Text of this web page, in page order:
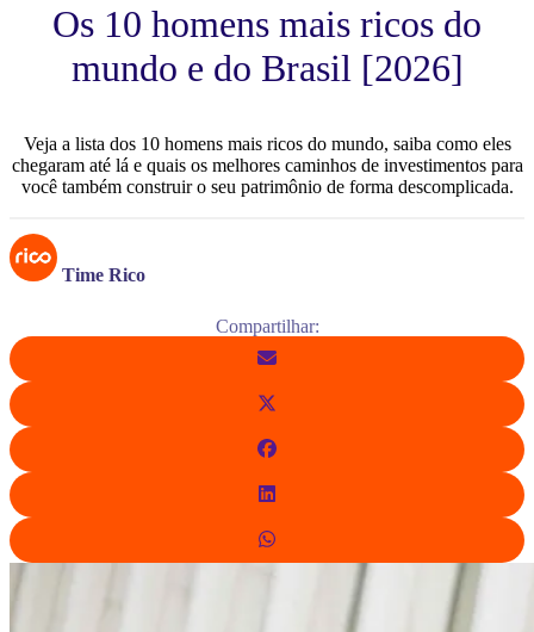
Os 10 homens mais ricos do
mundo e do Brasil [2026]
Veja a lista dos 10 homens mais ricos do mundo, saiba como eles
chegaram até lá e quais os melhores caminhos de investimentos para
você também construir o seu patrimônio de forma descomplicada.
Time Rico
Compartilhar: